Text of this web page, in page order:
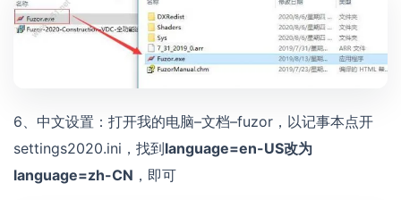
6、中文设置：打开我的电脑–文档–fuzor，以记事本点开
settings2020.ini，找到language=en-US改为
language=zh-CN ，即可